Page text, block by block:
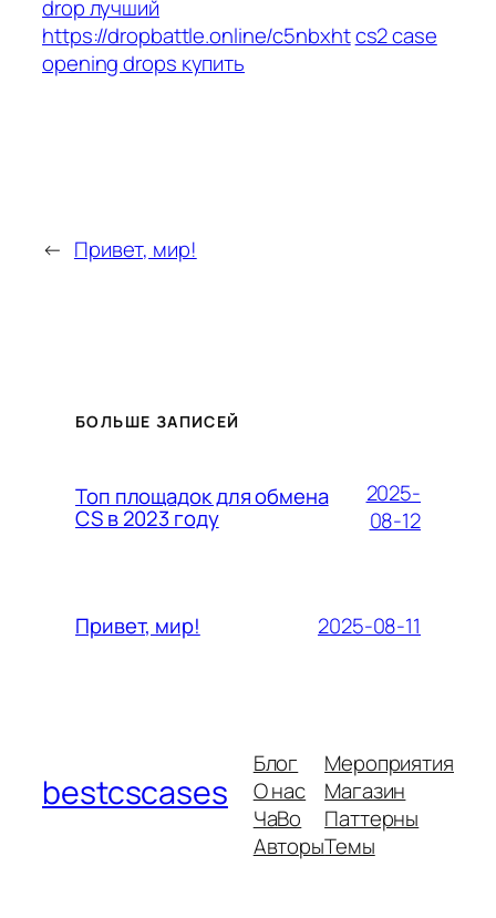
drop лучший
https://dropbattle.online/c5nbxhtcs2 case
opening drops купить
← Привет, мир!
БОЛЬШЕ ЗАПИСЕЙ
Топ площадок для обмена
CS в 2023 году
2025-
08-12
Привет, мир! 2025-08-11
bestcscases
Блог
О нас
ЧаВо
Авторы
Мероприятия
Магазин
Паттерны
Темы